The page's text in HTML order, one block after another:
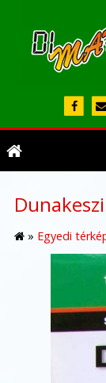
Dunakeszi
» Egyedi